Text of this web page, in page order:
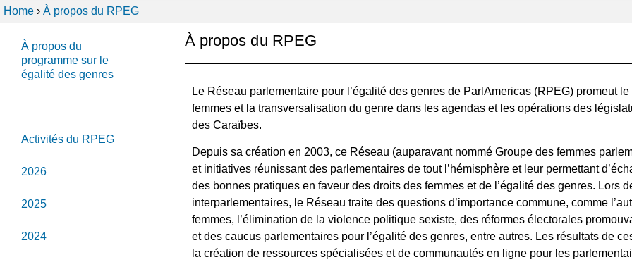
Home › À propos du RPEG
À propos du
programme sur le
égalité des genres
Activités du RPEG
2026
2025
2024
À propos du RPEG
Le Réseau parlementaire pour l’égalité des genres de ParlAmericas (RPEG) promeut
femmes et la transversalisation du genre dans les agendas et les opérations des
des Caraïbes.
Depuis sa création en 2003, ce Réseau (auparavant nommé Groupe des femmes
et initiatives réunissant des parlementaires de tout l’hémisphère et leur permettant
des bonnes pratiques en faveur des droits des femmes et de l’égalité des genres. Lors
interparlementaires, le Réseau traite des questions d’importance commune, comme
femmes, l’élimination de la violence politique sexiste, des réformes électorales
et des caucus parlementaires pour l’égalité des genres, entre autres. Les résultats de
la création de ressources spécialisées et de communautés en ligne pour les